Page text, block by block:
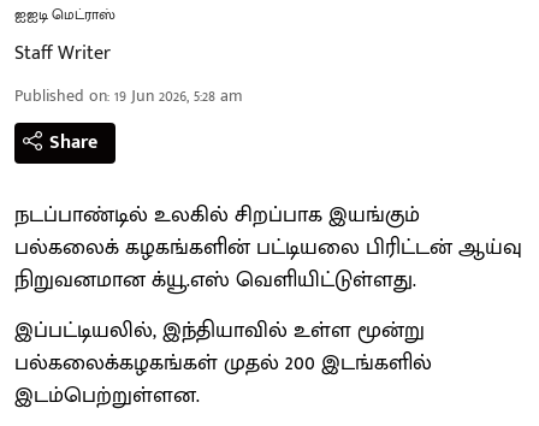
ஐஐடி மெட்ராஸ்
Staff Writer
Published on:19 Jun 2026, 5:28 am
Share
நடப்பாண்டில் உலகில் சிறப்பாக இயங்கும்
பல்கலைக் கழகங்களின் பட்டியலை பிரிட்டன் ஆய்வு
நிறுவனமான க்யூ.எஸ் வெளியிட்டுள்ளது.
இப்பட்டியலில், இந்தியாவில் உள்ள மூன்று
பல்கலைக்கழகங்கள் முதல் 200 இடங்களில்
இடம்பெற்றுள்ளன.